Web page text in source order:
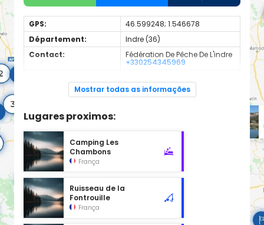
GPS:
46.599248; 1.546678
Département:
Indre (36)
Contact:
Fédération De Pêche De L'indre
+330254345969
Cours d'eau en 1ère catégorie
Mostrar todas as informações
Lugares proximos:
Camping Les
Chambons
França
Ruisseau de la
Fontrouille
França